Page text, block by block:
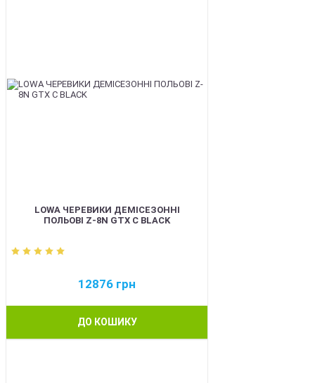
LOWA ЧЕРЕВИКИ ДЕМІСЕЗОННІ
ПОЛЬОВІ Z-8N GTX C BLACK
12876 грн
ДО КОШИКУ